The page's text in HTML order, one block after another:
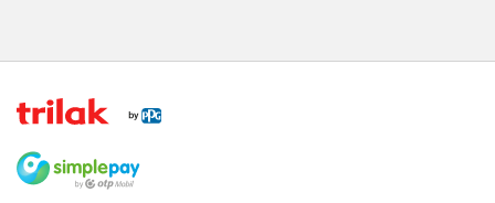
falfestékekkel!